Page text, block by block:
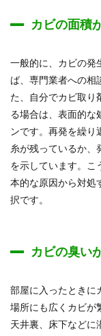
カビの面積
一般的に、カビの発
ば、専門業者への相
た、自分でカビ取り
る場合は、表面的な
ンです。再発を繰り
糸が残っているか、
を示しています。こ
本的な原因から対処
択です。
カビの臭い
部屋に入ったときに
場所にも広くカビが
天井裏、床下などに